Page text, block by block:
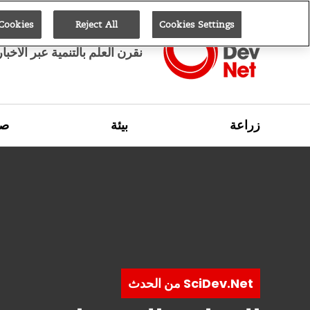
نقرن العلم بالتنمية عبر
زراعة بيئة
SciDev.Net من الحدث
Cookies Settings
Reject All